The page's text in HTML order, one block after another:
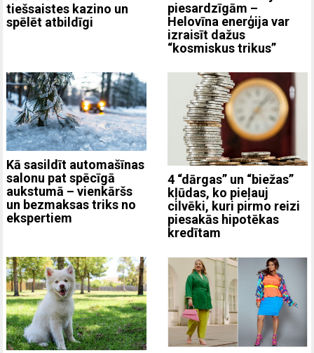
tiešsaistes kazino un
spēlēt atbildīgi
piesardzīgām –
Helovīna enerģija var
izraisīt dažus
“kosmiskus trikus”
Kā sasildīt automašīnas
salonu pat spēcīgā
aukstumā – vienkāršs
un bezmaksas triks no
ekspertiem
4 “dārgas” un “biežas”
kļūdas, ko pieļauj
cilvēki, kuri pirmo reizi
piesakās hipotēkas
kredītam